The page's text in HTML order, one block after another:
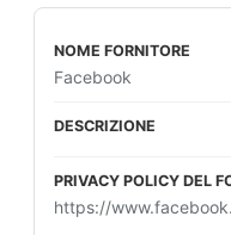
Facebook
https://